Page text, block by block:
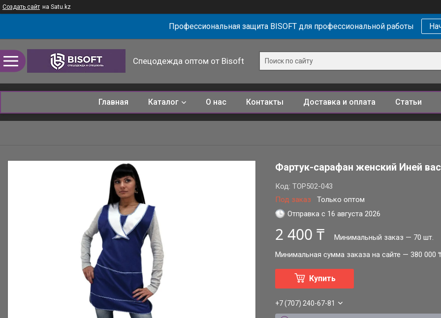
Создать сайт на Satu.kz
Профессиональная защита BISOFT для профессиональной работы
Спецодежда оптом от Bisoft
Главная Каталог О нас Контакты Доставка и оплата Статьи
Фартук-сарафан женский Иней
Под заказ Только оптом
Код:ТОР502-043
Отправка с 16 августа 2026
2 400 ₸
Минимальный заказ — 70 шт.
Минимальная сумма заказа на сайте — 380 000
Купить
+7 (707) 240-67-81